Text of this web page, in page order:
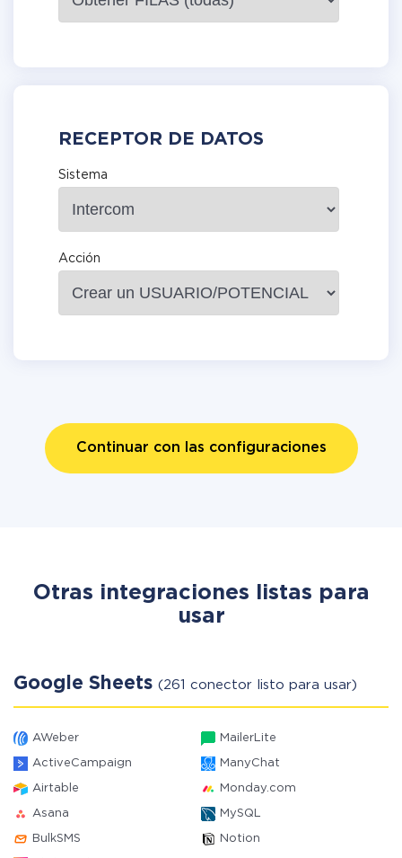
RECEPTOR DE DATOS
Sistema
Acción
Continuar con las configuraciones
Otras integraciones listas para
usar
Google Sheets (261 conector listo para usar)
AWeber MailerLite
ActiveCampaign ManyChat
Airtable Monday.com
Asana MySQL
BulkSMS Notion